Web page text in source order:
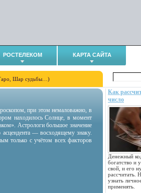
РОСТЕЛЕКОМ КАРТА САЙТА
Шар судьбы…)
Как
число
Денежный
богатство и
свой, и его
рассчитать.
узнать
применять.
при этом немаловажно, в
находилось Солнце, в момент
Астрологи большое значение
— восходящему знаку.
только с учётом всех факторов